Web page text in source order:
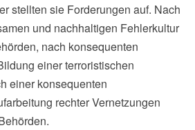
stellten sie Forderungen auf. Nach
und nachhaltigen Fehlerkultur
nach konsequenten
einer terroristischen
einer konsequenten
rechter Vernetzungen